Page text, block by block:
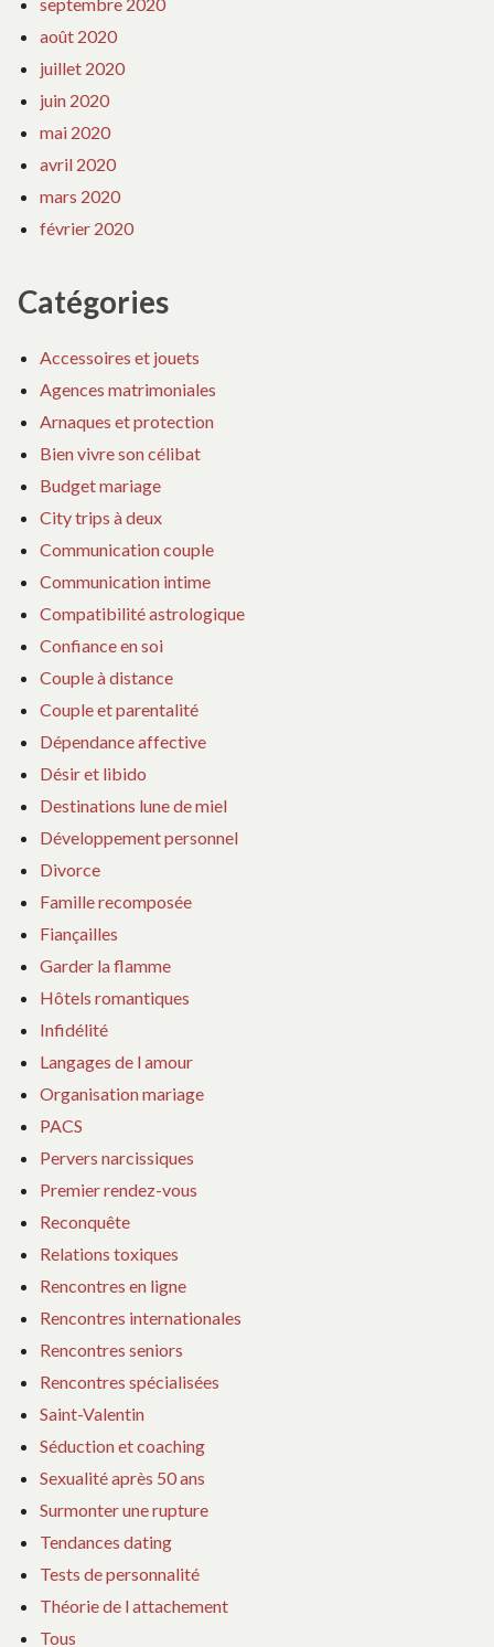
septembre 2020
août 2020
juillet 2020
juin 2020
mai 2020
avril 2020
mars 2020
février 2020
Catégories
Accessoires et jouets
Agences matrimoniales
Arnaques et protection
Bien vivre son célibat
Budget mariage
City trips à deux
Communication couple
Communication intime
Compatibilité astrologique
Confiance en soi
Couple à distance
Couple et parentalité
Dépendance affective
Désir et libido
Destinations lune de miel
Développement personnel
Divorce
Famille recomposée
Fiançailles
Garder la flamme
Hôtels romantiques
Infidélité
Langages de l amour
Organisation mariage
PACS
Pervers narcissiques
Premier rendez-vous
Reconquête
Relations toxiques
Rencontres en ligne
Rencontres internationales
Rencontres seniors
Rencontres spécialisées
Saint-Valentin
Séduction et coaching
Sexualité après 50 ans
Surmonter une rupture
Tendances dating
Tests de personnalité
Théorie de l attachement
Tous